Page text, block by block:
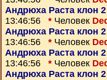
Андрюха Раста клон 2
13:46:56 * Человек
Андрюха Раста клон 2
13:46:56 * Человек
Андрюха Раста клон 2
13:46:56 * Человек
Андрюха Раста клон 2